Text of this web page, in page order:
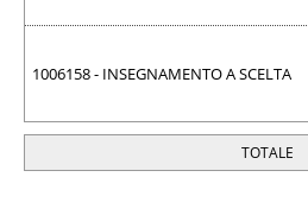
1006158 - INSEGNAMENTO A SCELTA
TOTALE